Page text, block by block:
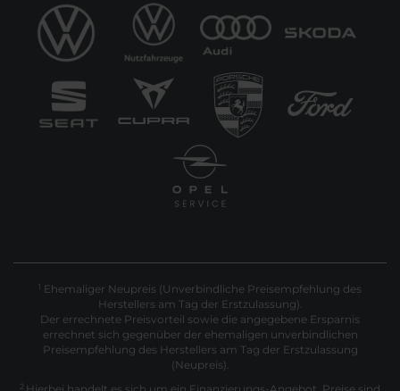
1 Ehemaliger Neupreis (Unverbindliche Preisempfehlung des
Herstellers am Tag der Erstzulassung).
Der errechnete Preisvorteil sowie die angegebene Ersparnis
errechnet sich gegenüber der ehemaligen unverbindlichen
Preisempfehlung des Herstellers am Tag der Erstzulassung
(Neupreis).
2